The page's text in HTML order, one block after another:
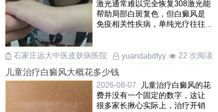
激光通常难以完全恢复308激光能
帮助局部白斑复色，但白癜风是
免疫相关性疾病，单纯光疗往往
石家庄远大中医皮肤病医院 yuandabdfyy 22 次阅读
儿童治疗白癜风大概花多少钱
2026-08-07
儿童治疗白癜风的花
费并没有一个固定的数字，这让
很多家长揪心实际上，治疗开销